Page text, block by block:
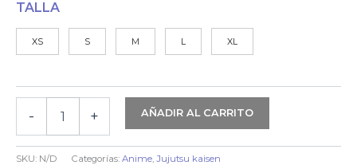
TALLA
XS S M L XL
-
JUJUTSU
KAISEN
|
+ AÑADIR AL CARRITO
SKU: N/D Categorías: Anime Jujutsu kaisen